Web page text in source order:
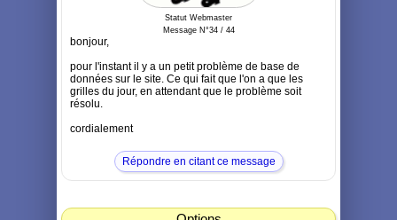
Statut Webmaster
Message N°34 / 44
bonjour,
pour l'instant il y a un petit problème de base de
données sur le site. Ce qui fait que l'on a que les
grilles du jour, en attendant que le problème soit
résolu.
cordialement
Répondre en citant ce message